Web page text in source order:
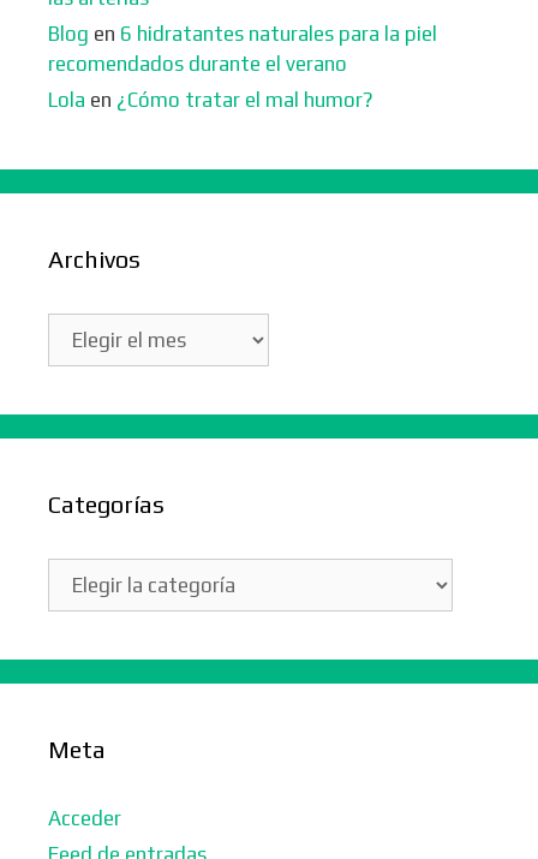
Blog en 6 hidratantes naturales para la piel
recomendados durante el verano
Lola en ¿Cómo tratar el mal humor?
Archivos
Archivos
Categorías
Categorías
Meta
Acceder
Feed de entradas